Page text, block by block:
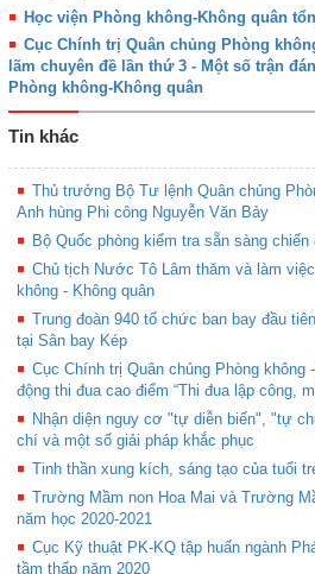
Học viện Phòng không-Không quân
Cục Chính trị Quân chủng Phòng
lãm chuyên đề lần thứ 3 - Một số trận
Phòng không-Không quân
Tin khác
Thủ trưởng Bộ Tư lệnh Quân chủng
Anh hùng Phi công Nguyễn Văn Bảy
Bộ Quốc phòng kiểm tra sẵn sàng
Chủ tịch Nước Tô Lâm thăm và làm
không - Không quân
Trung đoàn 940 tổ chức ban bay đầu
tại Sân bay Kép
Cục Chính trị Quân chủng Phòng không
động thi đua cao điểm “Thi đua lập công,
Nhận diện nguy cơ "tự diễn biến", "tự
chí và một số giải pháp khắc phục
Tinh thần xung kích, sáng tạo của tuổi
Trường Mầm non Hoa Mai và Trường
năm học 2020-2021
Cục Kỹ thuật PK-KQ tập huấn ngành
tầm thấp năm 2020